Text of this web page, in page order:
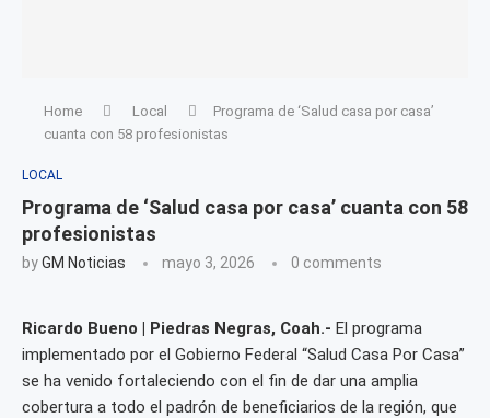
Home Local
Programa de ‘Salud casa por casa’
cuanta con 58 profesionistas
LOCAL
Programa de ‘Salud casa por casa’ cuanta con 58
profesionistas
byGM Noticias mayo 3, 2026 0 comments
Ricardo Bueno | Piedras Negras, Coah.- El programa
implementado por el Gobierno Federal “Salud Casa Por Casa”
se ha venido fortaleciendo con el fin de dar una amplia
cobertura a todo el padrón de beneficiarios de la región, que